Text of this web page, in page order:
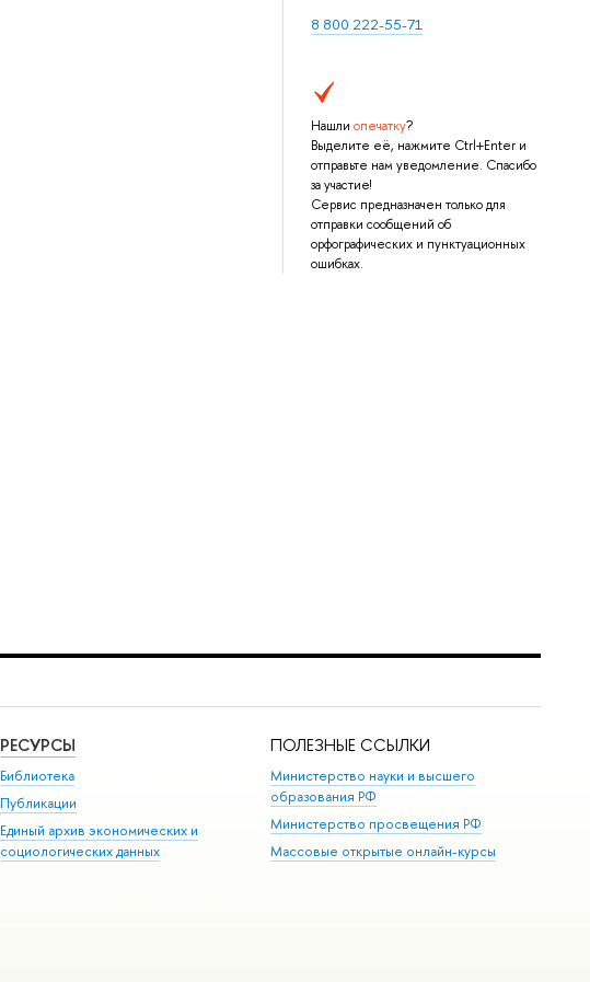
8 800 222-55-71
Нашли опечатку?
Выделите её, нажмите Ctrl+Enter и
отправьте нам уведомление. Спасибо
за участие!
Сервис предназначен только для
отправки сообщений об
орфографических и пунктуационных
ошибках.
РЕСУРСЫ
Библиотека
Публикации
Единый архив экономических и
социологических данных
ПОЛЕЗНЫЕ ССЫЛКИ
Министерство науки и высшего
образования РФ
Министерство просвещения РФ
Массовые открытые онлайн-курсы